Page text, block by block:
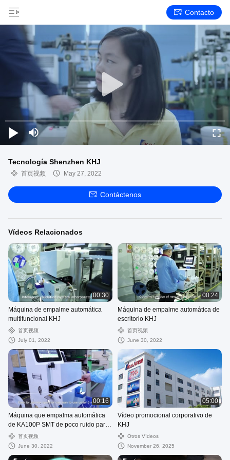
Contacto
Tecnología Shenzhen KHJ
首页视频 May 27, 2022
Contáctenos
Vídeos Relacionados
00:30
Máquina de empalme automática
multifuncional KHJ
首页视频
July 01, 2022
00:24
Máquina de empalme automática de
escritorio KHJ
首页视频
June 30, 2022
00:16
Máquina que empalma automática
de KA100P SMT de poco ruido para
empalmar de SMT
首页视频
June 30, 2022
05:00
Vídeo promocional corporativo de
KHJ
Otros Vídeos
November 26, 2025